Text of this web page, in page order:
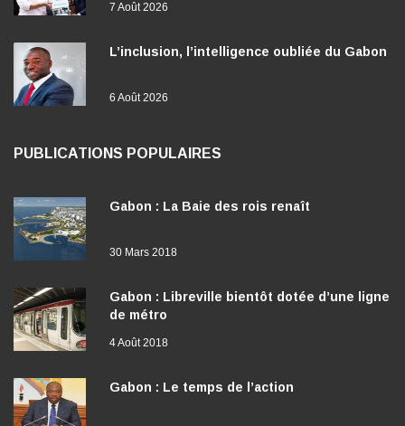
7 Août 2026
L’inclusion, l’intelligence oubliée du Gabon
6 Août 2026
PUBLICATIONS POPULAIRES
Gabon : La Baie des rois renaît
30 Mars 2018
Gabon : Libreville bientôt dotée d’une ligne
de métro
4 Août 2018
Gabon : Le temps de l’action